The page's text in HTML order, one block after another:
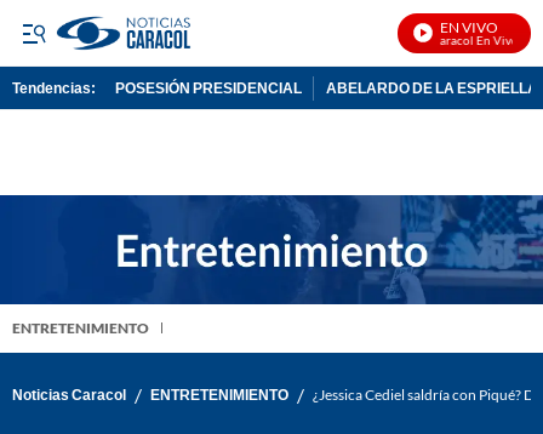
EN VIVO
Noticias Caracol En Vivo
Tendencias: POSESIÓN PRESIDENCIAL ABELARDO DE LA ESPRIELLA
ENTRETENIMIENTO
Noticias Caracol / ENTRETENIMIENTO / ¿Jessica Cediel saldría con Piqué?